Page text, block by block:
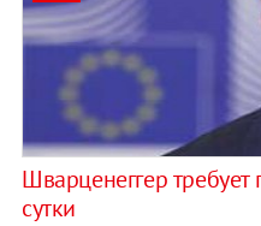
Шварценеггер требует
сутки